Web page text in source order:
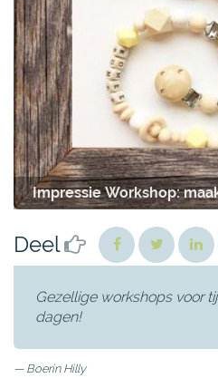
Impressie Workshop:
Deel
Gezellige workshops voor
dagen!
Boerin Hilly